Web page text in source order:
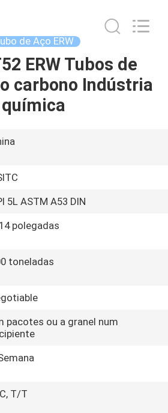
de Aço ERW
ERW Tubos de
carbono Indústria
química
5L ASTM A53 DIN
polegadas
toneladas
pacotes ou a granel num
T/T